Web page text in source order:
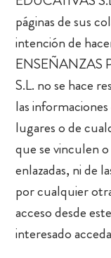
páginas de sus
intención de
ENSEÑANZAS
S.L. no se hace
las
lugares o de
que se vinculen
enlazadas, ni de
por cualquier
acceso desde
interesado